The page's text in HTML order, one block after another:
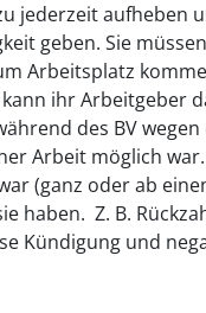
jederzeit aufheben
geben. Sie
Arbeitsplatz
ihr Arbeitgeber
des BV
Arbeit möglich
(ganz oder ab
haben. Z. B.
Kündigung und